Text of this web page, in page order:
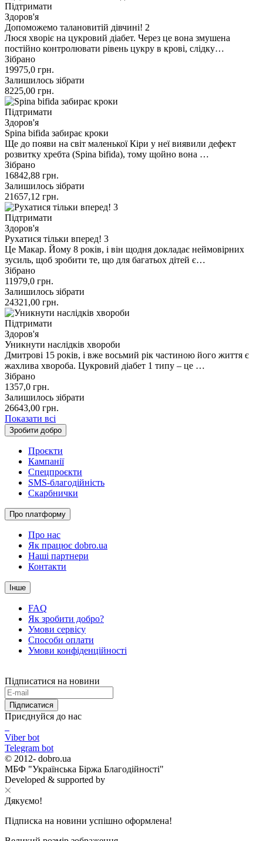
Підтримати
Здоров'я
Допоможемо талановитій дівчині! 2
Люся хворіє на цукровий діабет. Через це вона змушена
постійно контролювати рівень цукру в крові, слідку…
Зібрано
19975,0 грн.
Залишилось зібрати
8225,00 грн.
Підтримати
Здоров'я
Spina bifida забирає кроки
Ще до появи на світ маленької Кіри у неї виявили дефект
розвитку хребта (Spina bifida), тому щойно вона …
Зібрано
16842,88 грн.
Залишилось зібрати
21657,12 грн.
Підтримати
Здоров'я
Рухатися тільки вперед! 3
Це Макар. Йому 8 років, і він щодня докладає неймовірних
зусиль, щоб зробити те, що для багатьох дітей є…
Зібрано
11979,0 грн.
Залишилось зібрати
24321,00 грн.
Підтримати
Здоров'я
Уникнути наслідків хвороби
Дмитрові 15 років, і вже восьмий рік частиною його життя є
жахлива хвороба. Цукровий діабет 1 типу – це …
Зібрано
1357,0 грн.
Залишилось зібрати
26643,00 грн.
Показати всі
Зробити добро
Проєкти
Кампанії
Спецпроєкти
SMS-благодійність
Скарбнички
Про платформу
Про нас
Як працює dobro.ua
Наші партнери
Контакти
Інше
FAQ
Як зробити добро?
Умови сервісу
Способи оплати
Умови конфіденційності
Підписатися на новини
Підписатися
Приєднуйся до нас
Viber bot
Telegram bot
© 2012- dobro.ua
МБФ "Українська Біржа Благодійності"
Developed & supported by
Дякуємо!
Підписка на новини успішно оформлена!